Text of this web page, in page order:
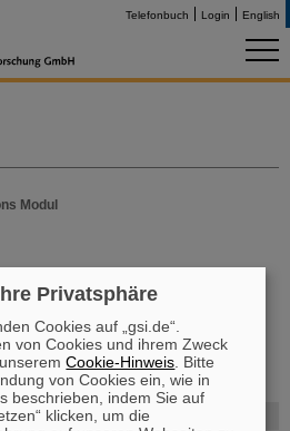
Telefonbuch Login English
Modul
Privatsphäre
Cookies auf „gsi.de“.
von Cookies und ihrem Zweck
Cookie-Hinweis . Bitte
von Cookies ein, wie in
beschrieben, indem Sie auf
klicken, um die